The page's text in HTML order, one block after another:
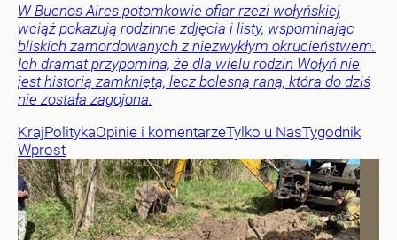
W Buenos Aires potomkowie ofiar rzezi wołyńskiej
wciąż pokazują rodzinne zdjęcia i listy, wspominając
bliskich zamordowanych z niezwykłym okrucieństwem.
Ich dramat przypomina, że dla wielu rodzin Wołyń nie
jest historią zamkniętą, lecz bolesną raną, która do dziś
nie została zagojona.
KrajPolitykaOpinie i komentarzeTylko u NasTygodnik
Wprost